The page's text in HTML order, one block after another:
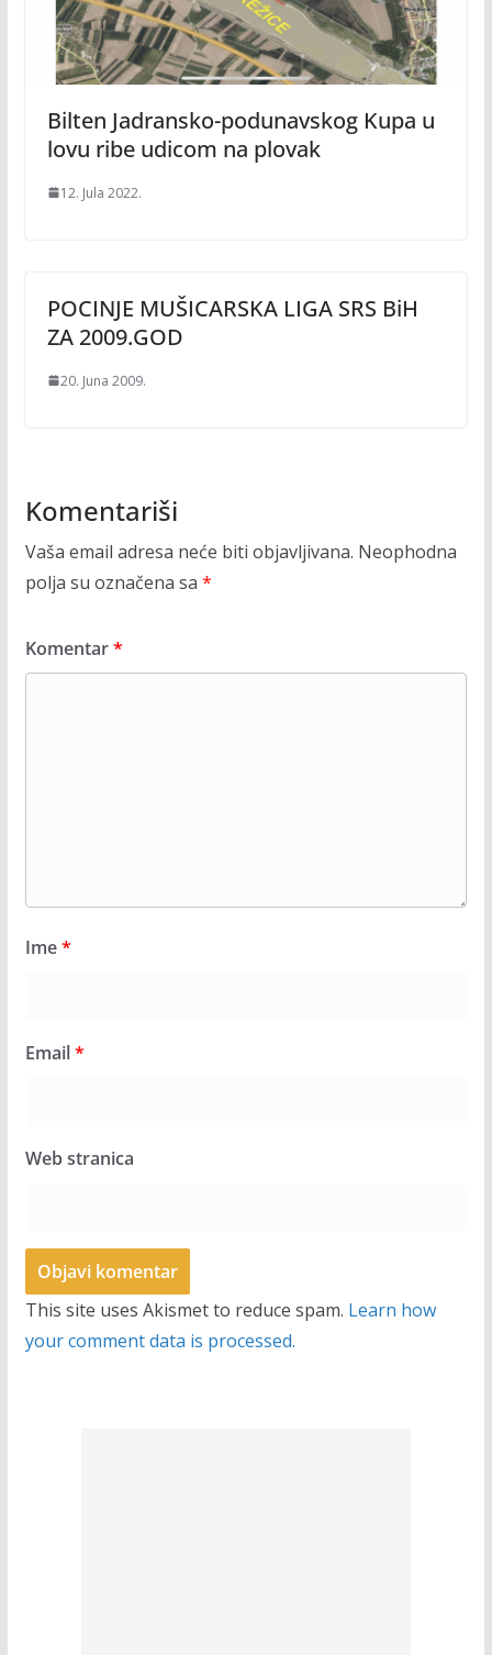
Bilten Jadransko-podunavskog Kupa u
lovu ribe udicom na plovak
12. Jula 2022.
POCINJE MUŠICARSKA LIGA SRS BiH
ZA 2009.GOD
20. Juna 2009.
Komentariši
Vaša email adresa neće biti objavljivana. Neophodna
polja su označena sa *
Komentar*
Ime*
Email*
Web stranica
This site uses Akismet to reduce spam. Learn how
your comment data is processed.